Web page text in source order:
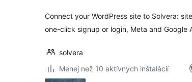
Connect your WordPress site to Solvera:
one-click signup or login, Meta and Google
solvera
Menej než 10 aktívnych inštalácií